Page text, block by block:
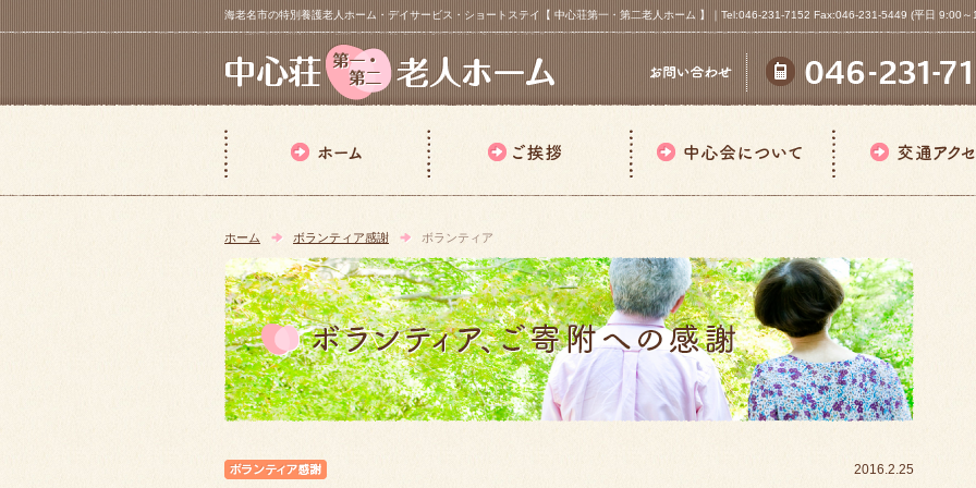
海老名市の特別養護老人ホーム・デイサービス・ショートステイ【 中心荘第一・第二老人ホーム 】｜Tel:046-231-7152 Fax:046-231-5449 (平日 9:00
ホーム ボランティア感謝 ボランティア
2016.2.25